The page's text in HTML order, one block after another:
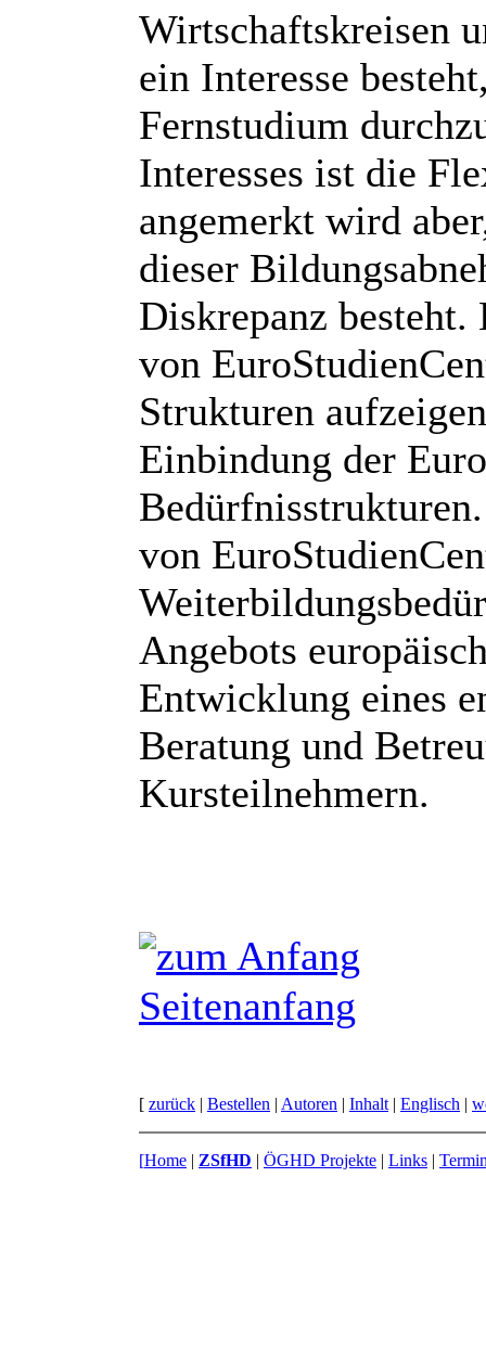
Wirtschaftskreisen
ein Interesse
Fernstudium
Interesses ist die
angemerkt wird
dieser
Diskrepanz besteht.
von
Strukturen
Einbindung der
von
Angebots
Entwicklung eines
Beratung und
Kursteilnehmern.
Seitenanfang
[ zurück | Bestellen | Autoren | Inhalt | Englisch |
[Home | ZSfHD | ÖGHD Projekte | Links |